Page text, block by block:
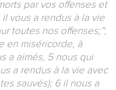
par vos offenses et
vous a rendus à la vie
toutes nos offenses;”;
en miséricorde, à
a aimés, 5 nous qui
a rendus à la vie avec
sauvés); 6 il nous a